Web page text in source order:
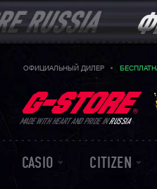
ОФИЦИАЛЬНЫЙ ДИЛЕР
MADE WITH HEART AND PRIDE INRUSSIA
CASIO CITIZEN